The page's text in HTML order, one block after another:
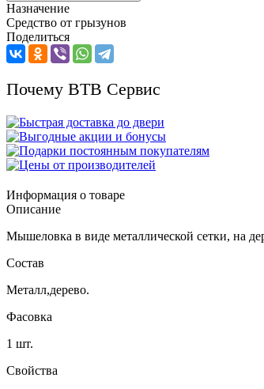
Назначение
Средство от грызунов
Поделиться
Почему ВТВ Сервис
Информация о товаре
Описание
Мышеловка в виде металлической сетки, на
Состав
Металл,дерево.
Фасовка
1 шт.
Свойства